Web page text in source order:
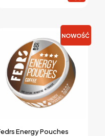
produktu
NOWOŚĆ
Energy Pouches